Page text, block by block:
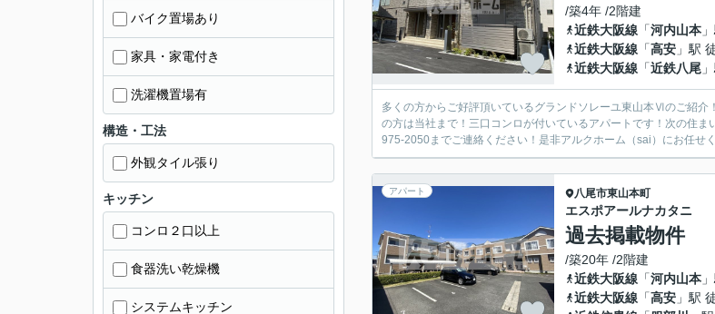
/築4年 /2階建
近鉄大阪線 「河内山本
近鉄大阪線 「高安 」駅
近鉄大阪線 「近鉄八尾
多くの方からご好評頂いているグランドソレーユ東山本Ⅵのご紹
の方は当社まで！三口コンロが付いているアパートです！次の住
975-2050までご連絡ください！是非アルクホーム（sai）にお任せ
アパート 八尾市東山本町
エスポアールナカタニ
過去掲載物件
/築20年 /2階建
近鉄大阪線 「河内山本
近鉄大阪線 「高安 」駅
バイク置場あり
家具・家電付き
洗濯機置場有
構造・工法
外観タイル張り
キッチン
コンロ２口以上
食器洗い乾燥機
システムキッチン